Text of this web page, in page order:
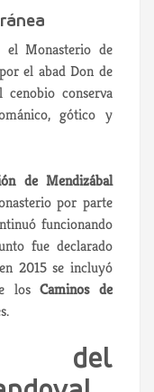
el Monasterio de
el abad Don de
conserva
gótico y
de Mendizábal
por parte
funcionando
fue declarado
2015 se incluyó
losCaminos de
del